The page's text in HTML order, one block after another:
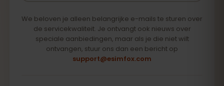
We beloven je alleen belangrijke e-mails te sturen over
de servicekwaliteit. Je ontvangt ook nieuws over
speciale aanbiedingen, maar als je die niet wilt
ontvangen, stuur ons dan een bericht op
support@esimfox.com